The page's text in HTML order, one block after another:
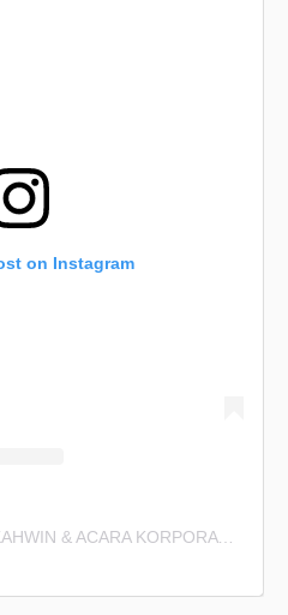
on Instagram
A post shared by EMCEE KAHWIN & ACARA KORPORAT (@emceekahwin)